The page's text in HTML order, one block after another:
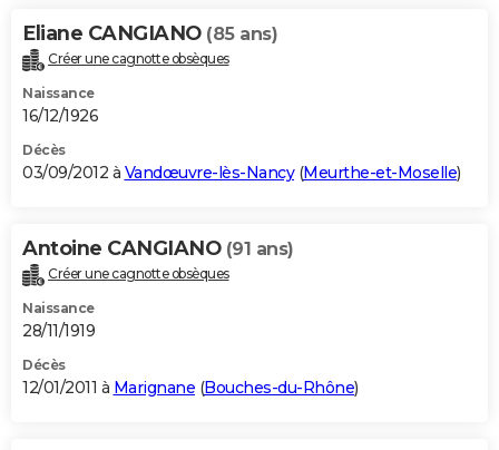
Eliane CANGIANO (85 ans)
Créer une cagnotte obsèques
Naissance
16/12/1926
Décès
03/09/2012 à Vandœuvre-lès-Nancy(Meurthe-et-Moselle)
Antoine CANGIANO (91 ans)
Créer une cagnotte obsèques
Naissance
28/11/1919
Décès
12/01/2011 à Marignane (Bouches-du-Rhône)